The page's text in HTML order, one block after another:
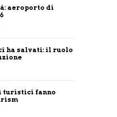
aeroporto di
ha salvati: il ruolo
turistici fanno